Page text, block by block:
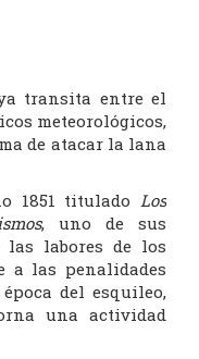
transita entre el
meteorológicos,
de atacar la lana
1851 titulado Los
, uno de sus
las labores de los
a las penalidades
del esquileo,
una actividad